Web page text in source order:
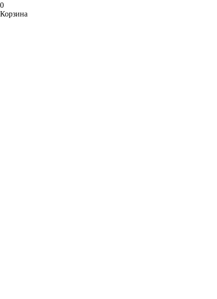
0
Корзина